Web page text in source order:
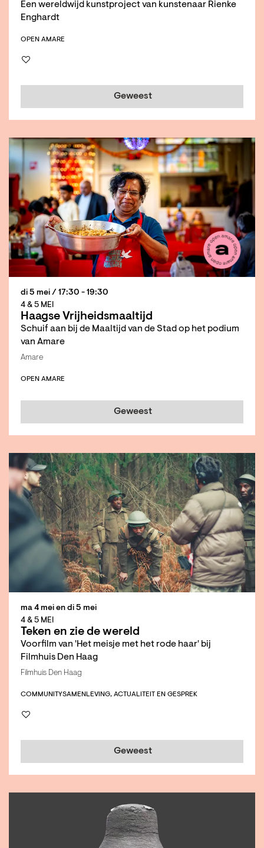
Een wereldwijd kunstproject van kunstenaar Rienke
Enghardt
OPEN AMARE
Geweest
Haagse Vrijheidsmaaltijd
Schuif aan bij de Maaltijd van de Stad op het podium
van Amare
4 & 5 MEI
di 5 mei / 17:30 - 19:30
Amare
OPEN AMARE
Geweest
Teken en zie de wereld
Voorfilm van 'Het meisje met het rode haar' bij
Filmhuis Den Haag
4 & 5 MEI
ma 4 mei en di 5 mei
Filmhuis Den Haag
COMMUNITYSAMENLEVING, ACTUALITEIT EN GESPREK
Geweest